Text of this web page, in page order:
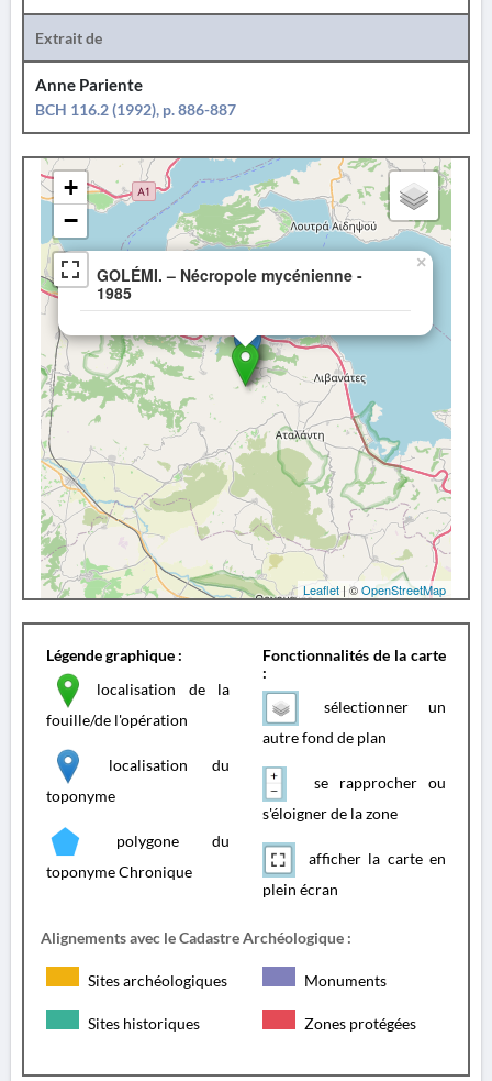
Extrait de
Anne Pariente
BCH 116.2 (1992), p. 886-887
GOLÉMI. – Nécropole mycénienne -
1985
×
+
−
Leaflet | ©OpenStreetMap
Légende graphique :
localisation de la
fouille/de l'opération
localisation du
toponyme
polygone du
toponyme Chronique
Fonctionnalités de la carte
:
sélectionner un
autre fond de plan
se rapprocher ou
s'éloigner de la zone
afficher la carte en
plein écran
Alignements avec le Cadastre Archéologique :
Sites archéologiques Monuments
Sites historiques Zones protégées